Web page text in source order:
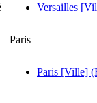
Versailles
Paris
Paris [Ville]